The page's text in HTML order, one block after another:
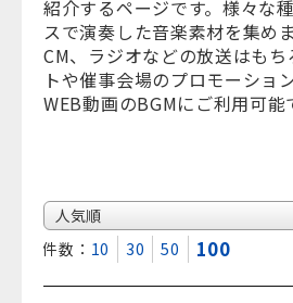
紹介するページです。様々な
スで演奏した音楽素材を集め
CM、ラジオなどの放送はも
トや催事会場のプロモーショ
WEB動画のBGMにご利用可能
表示件数： 10 30 50 100